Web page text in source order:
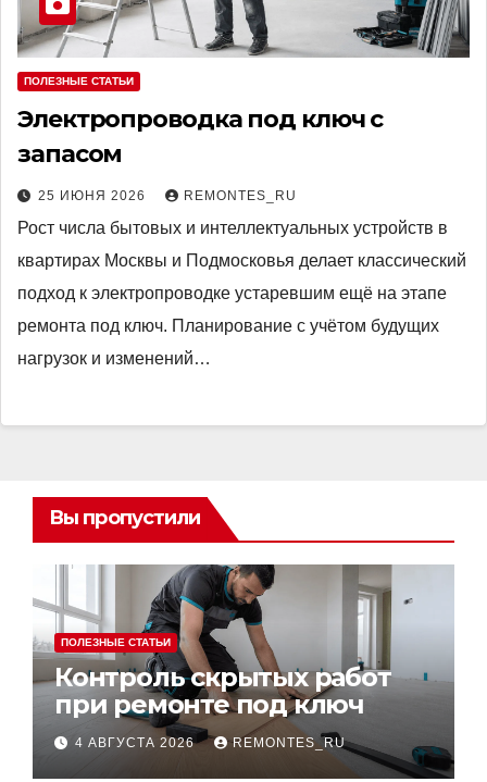
ПОЛЕЗНЫЕ СТАТЬИ
Электропроводка под ключ с
запасом
25 ИЮНЯ 2026 REMONTES_RU
Рост числа бытовых и интеллектуальных устройств в
квартирах Москвы и Подмосковья делает классический
подход к электропроводке устаревшим ещё на этапе
ремонта под ключ. Планирование с учётом будущих
нагрузок и изменений…
Вы пропустили
ПОЛЕЗНЫЕ СТАТЬИ
Контроль скрытых работ
при ремонте под ключ
4 АВГУСТА 2026 REMONTES_RU